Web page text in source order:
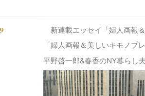
新連載エッセイ「婦人画報
「婦人画報＆美しいキモノプ
平野啓一郎&春香のNY暮らし